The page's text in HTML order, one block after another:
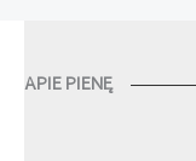
APIE PIENĘ